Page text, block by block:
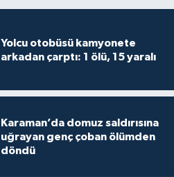
Yolcu otobüsü kamyonete
arkadan çarptı: 1 ölü, 15 yaralı
Karaman’da domuz saldırısına
uğrayan genç çoban ölümden
döndü